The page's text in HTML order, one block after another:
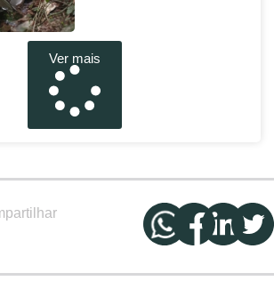
Ver mais